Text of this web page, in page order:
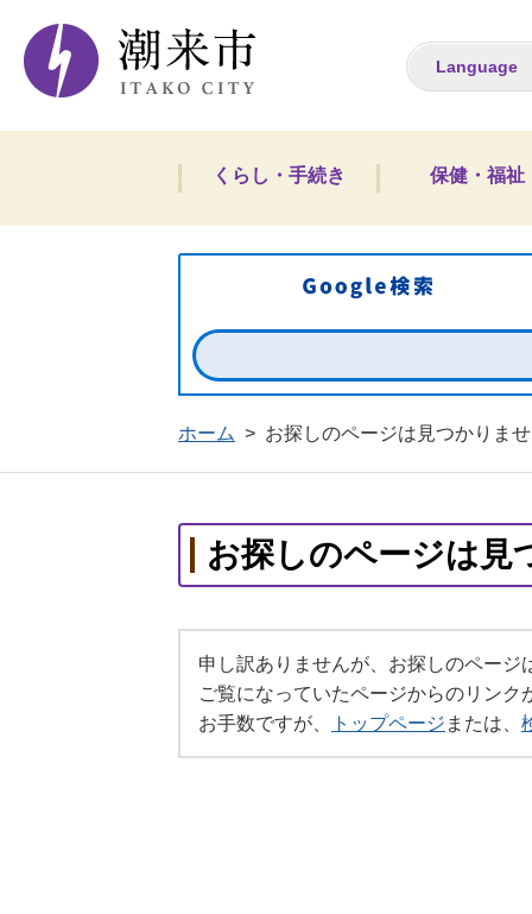
潮来市ホームペー
Language
くらし・手続き 保健・福祉
ホーム > お探しのページは見つかりま
お探しのページは見
申し訳ありませんが、お探しのページ
ご覧になっていたページからのリン
お手数ですが、
トップページ または、